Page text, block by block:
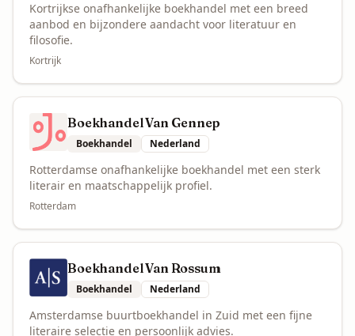
Kortrijkse onafhankelijke boekhandel met een breed
aanbod en bijzondere aandacht voor literatuur en
filosofie.
Kortrijk
Boekhandel Van Gennep
Boekhandel Nederland
Rotterdamse onafhankelijke boekhandel met een sterk
literair en maatschappelijk profiel.
Rotterdam
Boekhandel Van Rossum
Boekhandel Nederland
Amsterdamse buurtboekhandel in Zuid met een fijne
literaire selectie en persoonlijk advies.